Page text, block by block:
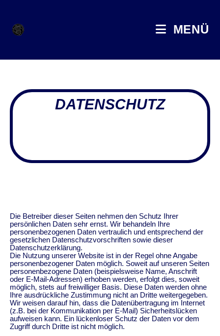
MENÜ
DATENSCHUTZ
Die Betreiber dieser Seiten nehmen den Schutz Ihrer
persönlichen Daten sehr ernst. Wir behandeln Ihre
personenbezogenen Daten vertraulich und entsprechend der
gesetzlichen Datenschutzvorschriften sowie dieser
Datenschutzerklärung.
Die Nutzung unserer Website ist in der Regel ohne Angabe
personenbezogener Daten möglich. Soweit auf unseren Seiten
personenbezogene Daten (beispielsweise Name, Anschrift
oder E-Mail-Adressen) erhoben werden, erfolgt dies, soweit
möglich, stets auf freiwilliger Basis. Diese Daten werden ohne
Ihre ausdrückliche Zustimmung nicht an Dritte weitergegeben.
Wir weisen darauf hin, dass die Datenübertragung im Internet
(z.B. bei der Kommunikation per E-Mail) Sicherheitslücken
aufweisen kann. Ein lückenloser Schutz der Daten vor dem
Zugriff durch Dritte ist nicht möglich.